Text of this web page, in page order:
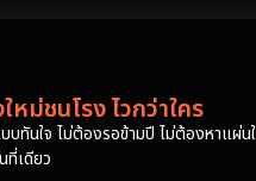
ม่ชนโรง ไวกว่าใคร
นใจ ไม่ต้องรอข้ามปี ไม่ต้องหาแผ่น
ที่เดียว